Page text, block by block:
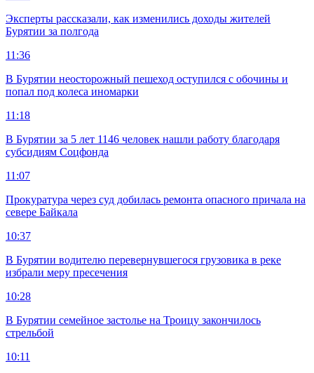
Эксперты рассказали, как изменились доходы жителей
Бурятии за полгода
11:36
В Бурятии неосторожный пешеход оступился с обочины и
попал под колеса иномарки
11:18
В Бурятии за 5 лет 1146 человек нашли работу благодаря
субсидиям Соцфонда
11:07
Прокуратура через суд добилась ремонта опасного причала на
севере Байкала
10:37
В Бурятии водителю перевернувшегося грузовика в реке
избрали меру пресечения
10:28
В Бурятии семейное застолье на Троицу закончилось
стрельбой
10:11